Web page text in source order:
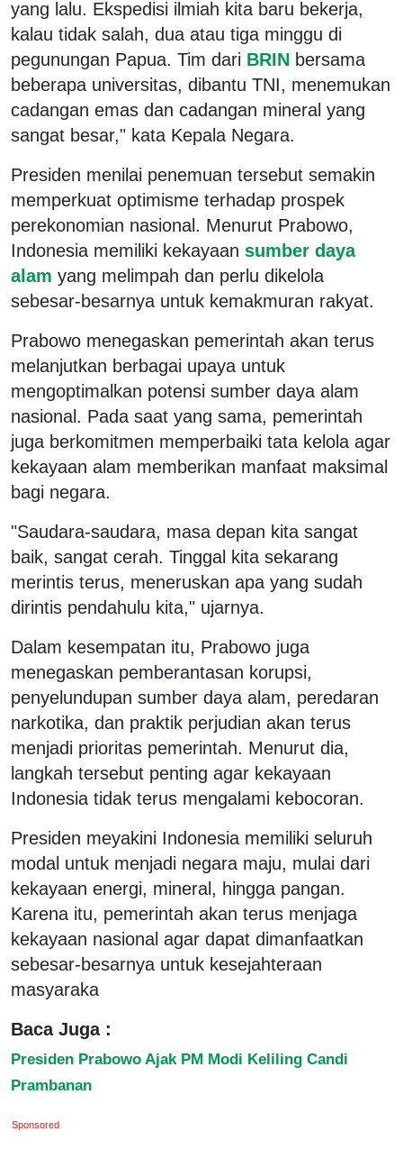
yang lalu. Ekspedisi ilmiah kita baru bekerja,
kalau tidak salah, dua atau tiga minggu di
pegunungan Papua. Tim dari BRIN bersama
beberapa universitas, dibantu TNI, menemukan
cadangan emas dan cadangan mineral yang
sangat besar," kata Kepala Negara.
Presiden menilai penemuan tersebut semakin
memperkuat optimisme terhadap prospek
perekonomian nasional. Menurut Prabowo,
Indonesia memiliki kekayaan sumber daya
alam yang melimpah dan perlu dikelola
sebesar-besarnya untuk kemakmuran rakyat.
Prabowo menegaskan pemerintah akan terus
melanjutkan berbagai upaya untuk
mengoptimalkan potensi sumber daya alam
nasional. Pada saat yang sama, pemerintah
juga berkomitmen memperbaiki tata kelola agar
kekayaan alam memberikan manfaat maksimal
bagi negara.
"Saudara-saudara, masa depan kita sangat
baik, sangat cerah. Tinggal kita sekarang
merintis terus, meneruskan apa yang sudah
dirintis pendahulu kita," ujarnya.
Dalam kesempatan itu, Prabowo juga
menegaskan pemberantasan korupsi,
penyelundupan sumber daya alam, peredaran
narkotika, dan praktik perjudian akan terus
menjadi prioritas pemerintah. Menurut dia,
langkah tersebut penting agar kekayaan
Indonesia tidak terus mengalami kebocoran.
Presiden meyakini Indonesia memiliki seluruh
modal untuk menjadi negara maju, mulai dari
kekayaan energi, mineral, hingga pangan.
Karena itu, pemerintah akan terus menjaga
kekayaan nasional agar dapat dimanfaatkan
sebesar-besarnya untuk kesejahteraan
masyaraka
Baca Juga :
Presiden Prabowo Ajak PM Modi Keliling Candi
Prambanan
Sponsored